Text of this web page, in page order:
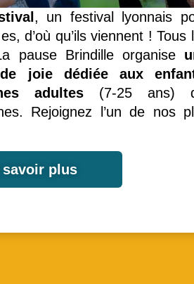
, un festival lyonnais
d’où qu’ils viennent ! Tous
pause Brindille organise
joie dédiée aux
adultes(7-25 ans)
Rejoignez l’un de nos
savoir plus